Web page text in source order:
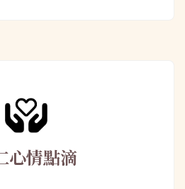
心情點滴